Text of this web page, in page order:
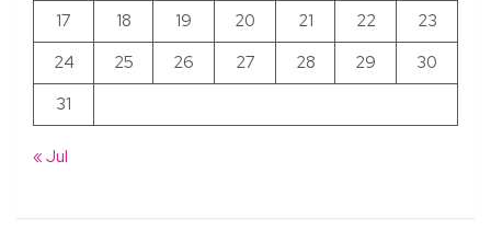
17
18 19 20 21 22
23
24
25 26 27 28 29
30
31
« Jul